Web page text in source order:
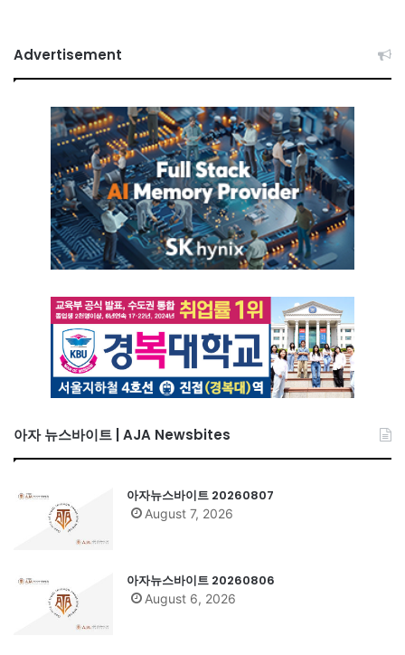
Advertisement
아자 뉴스바이트 | AJA Newsbites
아자뉴스바이트 20260807
August 7, 2026
아자뉴스바이트 20260806
August 6, 2026